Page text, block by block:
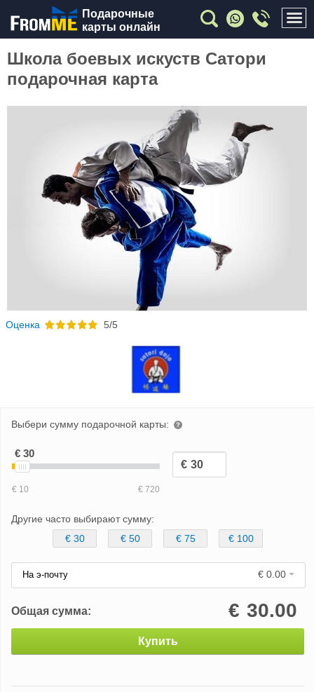
Подарочные
карты онлайн
Школа боевых искуств Сатори
подарочная карта
Oценка 5/5
Выбери сумму подарочной карты:
Другие часто выбирают сумму:
€ 30
€ 50 € 75 € 100
На э-почту € 0.00
Общая сумма: 30.00
€
Купить